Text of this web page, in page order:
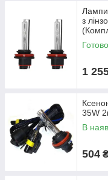
з
1
35W
В
504